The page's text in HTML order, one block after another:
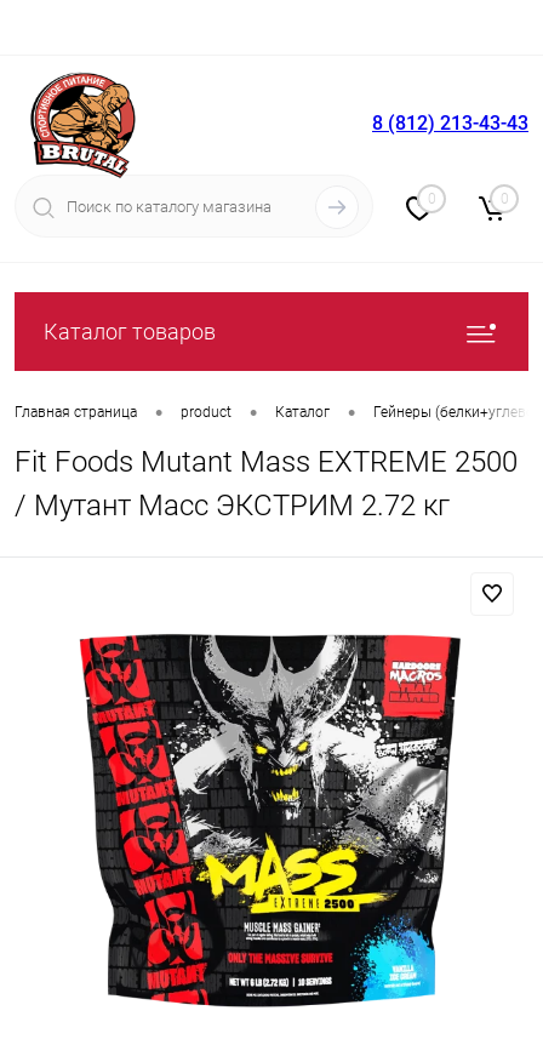
Вход Регистрация
8 (812) 213-43-43
0 0
Каталог товаров
Главная страница • product • Каталог • Гейнеры
Fit Foods Mutant Mass EXTREME 2500
/ Мутант Масс ЭКСТРИМ 2.72 кг